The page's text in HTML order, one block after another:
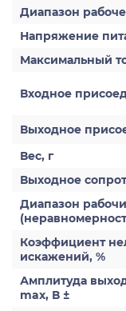
Диапазон
Напряжение
Максимальный
Входное
Выходное
Вес, г
Выходное
Диапазон
Коэффициент
искажений, %
Амплитуда
max, В ±